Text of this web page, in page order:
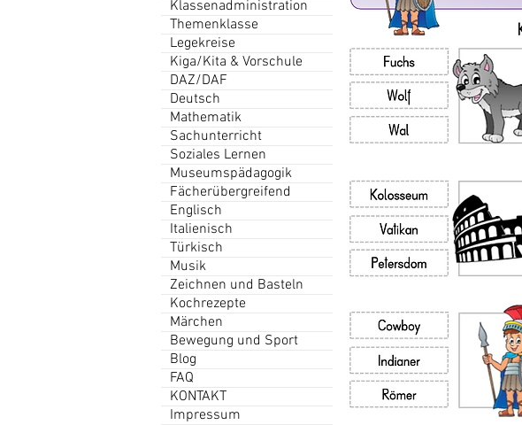
Klassenadministration
Themenklasse
Legekreise
Kiga/Kita & Vorschule
DAZ/DAF
Deutsch
Mathematik
Sachunterricht
Soziales Lernen
Museumspädagogik
Fächerübergreifend
Englisch
Italienisch
Türkisch
Musik
Zeichnen und Basteln
Kochrezepte
Märchen
Bewegung und Sport
Blog
FAQ
KONTAKT
Impressum